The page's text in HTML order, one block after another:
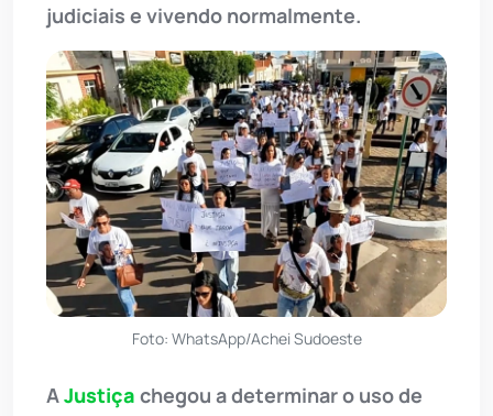
judiciais e vivendo normalmente.
Foto: WhatsApp/Achei Sudoeste
AJustiça chegou a determinar o uso de